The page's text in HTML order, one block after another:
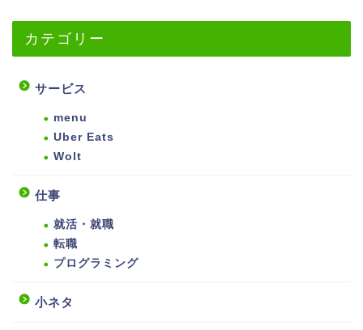
カテゴリー
サービス
menu
Uber Eats
Wolt
仕事
就活・就職
転職
プログラミング
小ネタ